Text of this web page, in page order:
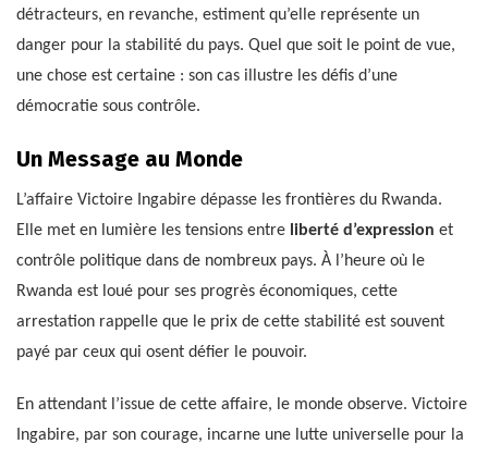
détracteurs, en revanche, estiment qu’elle représente un
danger pour la stabilité du pays. Quel que soit le point de vue,
une chose est certaine : son cas illustre les défis d’une
démocratie sous contrôle.
Un Message au Monde
L’affaire Victoire Ingabire dépasse les frontières du Rwanda.
Elle met en lumière les tensions entre liberté d’expression et
contrôle politique dans de nombreux pays. À l’heure où le
Rwanda est loué pour ses progrès économiques, cette
arrestation rappelle que le prix de cette stabilité est souvent
payé par ceux qui osent défier le pouvoir.
En attendant l’issue de cette affaire, le monde observe. Victoire
Ingabire, par son courage, incarne une lutte universelle pour la